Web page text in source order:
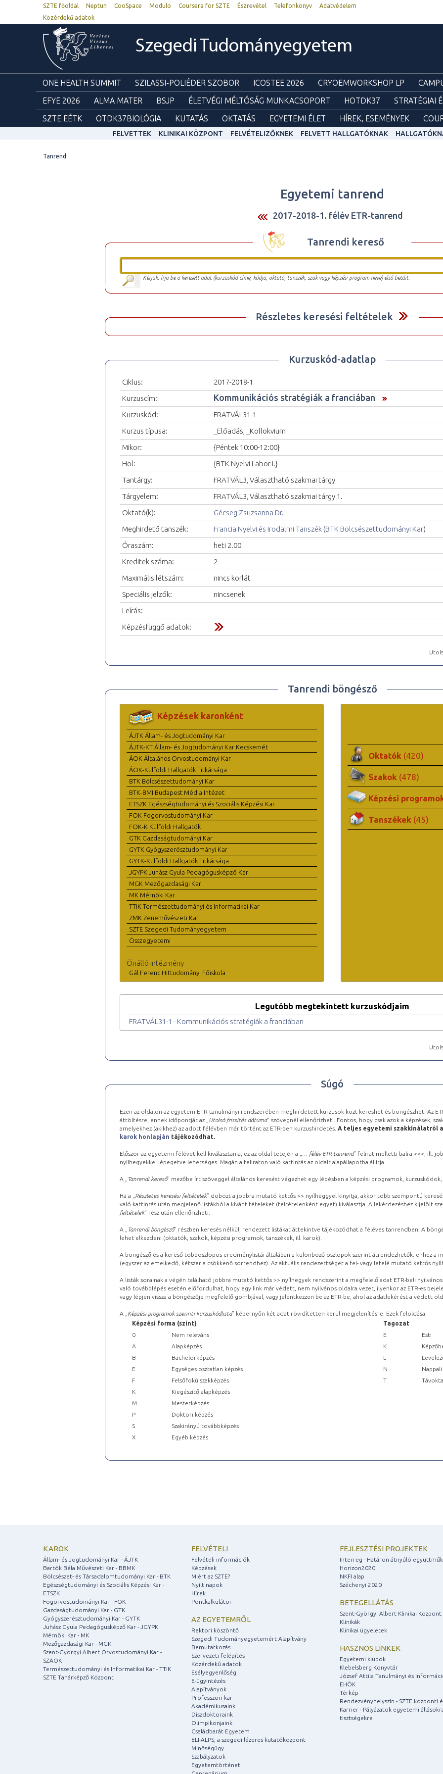
SZTE főoldal Neptun CooSpace Modulo Coursera for SZTE Észrevétel Telefonkönyv
Adatvédelem
Közérdekű adatok
Szegedi Tudományegyetem
ONE HEALTH SUMMIT SZILASSI-POLIÉDER SZOBOR ICOSTEE 2026 CRYOEMWORKSHOP LP
EFYE 2026
ALMA MATER BSJP ÉLETVÉGI MÉLTÓSÁG MUNKACSOPORT HOTDK37 STRATÉGIAI
SZTE EÉTK
OTDK37BIOLÓGIA KUTATÁS OKTATÁS EGYETEMI ÉLET HÍREK, ESEMÉNYEK
FELVETTEK KLINIKAI KÖZPONT FELVÉTELIZŐKNEK FELVETT HALLGATÓKNAK
Tanrend
Egyetemi tanrend
2017-2018-1. félév ETR-tanrend
Tanrendi kereső
Kérjük, írja be a keresett adat (kurzuskód címe, kódja, oktató, tanszék, szak vagy képzési program neve) első betűit.
Részletes keresési feltételek
Kurzuskód-adatlap
Ciklus:
2017-2018-1
Kurzuscím:
Kommunikációs stratégiák a franciában
Kurzuskód:
FRATVÁL31-1
Kurzus típusa:
_Előadás, _Kollokvium
Mikor:
{Péntek 10:00-12:00}
Hol:
{BTK Nyelvi Labor I.}
Tantárgy:
FRATVÁL3, Választható szakmai tárgy
Tárgyelem:
FRATVÁL3, Választható szakmai tárgy 1.
Oktató(k):
Gécseg Zsuzsanna Dr.
Meghirdető tanszék:
Francia Nyelvi és Irodalmi Tanszék (BTK Bölcsészettudományi Kar)
Óraszám:
heti 2.00
Kreditek száma:
2
Maximális létszám:
nincs korlát
Speciális jelzők:
nincsenek
Leírás:
Képzésfüggő adatok:
Tanrendi böngésző
Képzések karonként
ÁJTK Állam- és Jogtudományi Kar
ÁJTK-KT Állam- és Jogtudományi Kar Kecskemét
ÁOK Általános Orvostudományi Kar
ÁOK-Külföldi Hallgatók Titkársága
BTK Bölcsészettudományi Kar
BTK-BMI Budapest Média Intézet
ETSZK Egészségtudományi és Szociális Képzési Kar
FOK Fogorvostudományi Kar
FOK-K Külföldi Hallgatók
GTK Gazdaságtudományi Kar
GYTK Gyógyszerésztudományi Kar
GYTK-Külföldi Hallgatók Titkársága
JGYPK Juhász Gyula Pedagógusképző Kar
MGK Mezőgazdasági Kar
MK Mérnöki Kar
TTIK Természettudományi és Informatikai Kar
ZMK Zeneművészeti Kar
SZTE Szegedi Tudományegyetem
Összegyetemi
Önálló intézmény
Gál Ferenc Hittudományi Főiskola
Oktatók (420)
Szakok (478)
Képzési
Tanszékek (45)
Legutóbb megtekintett kurzuskódjaim
FRATVÁL31-1 - Kommunikációs stratégiák a franciában
Súgó
Ezen az oldalon az egyetem ETR tanulmányi rendszerében meghirdetett kurzusok közt kereshet és böngészhet. Az
áttöltésre, ennek időpontját az „ Utolsó frissítés dátuma” szövegnél ellenőrizheti. Fontos, hogy csak azok a képzések,
amelyekhez (akikhez) az adott félévben már történt az ETR-ben kurzushirdetés. A teljes egyetemi szakkínálatról a
karok honlapján tájékozódhat.
Először az egyetemi félévet kell kiválasztania, ez az oldal tetején a „ … félév ETR-tanrend” felirat melletti balra <<<, ill.
nyílhegyekkel lépegetve lehetséges. Magán a feliraton való kattintás az oldalt alapállapotba állítja.
A „ Tanrendi kereső” mezőbe írt szöveggel általános keresést végezhet egy lépésben a képzési programok,
Ha a „ Részletes keresési feltételek” dobozt a jobbra mutató kettős >> nyílheggyel kinyitja, akkor több szempontú
való kattintás után megjelenő listákból a kívánt tételeket (feltételenként egyet) kiválasztja. A lekérdezéshez kijelölt
feltételek” rész után ellenőrizheti.
A „ Tanrendi böngésző” részben keresés nélkül, rendezett listákat áttekintve tájékozódhat a féléves tanrendben. A
lehet elkezdeni (oktatók, szakok, képzési programok, tanszékek, ill. karok).
A böngésző és a kereső többoszlopos eredménylistái általában a különböző oszlopok szerint átrendezhetők: ehhez a
(egyszer az emelkedő, kétszer a csökkenő sorrendhez). Az aktuális rendezettséget a fel- vagy lefelé mutató kettős
A listák sorainak a végén található jobbra mutató kettős >> nyílhegyek rendszerint a megfelelő adat ETR-beli
való továbblépés esetén előfordulhat, hogy egy link már védett, nem nyilvános oldalra vezet, ilyenkor az ETR-es
vagy lépjen vissza a böngészője megfelelő gombjával, vagy jelentkezzen be az ETR-be, ahol az adatlekérést a védett
A „ Képzési programok szerinti kurzuskódlista” képernyőn két adat rövidítetten kerül megjelenítésre. Ezek feloldása:
Képzési forma (szint)
Tagozat
0
Nem releváns E
Esti
A
Alapképzés K
B
Bachelorképzés L
E
Egységes osztatlan képzés N
Nappali
F
Felsőfokú szakképzés T
K
Kiegészítő alapképzés
M
Mesterképzés
P
Doktori képzés
S
Szakirányú továbbképzés
X
Egyéb képzés
KAROK
Állam- és Jogtudományi Kar - ÁJTK
Bartók Béla Művészeti Kar - BBMK
Bölcsészet- és Társadalomtudományi Kar - BTK
Egészségtudományi és Szociális Képzési Kar -
ETSZK
Fogorvostudományi Kar - FOK
Gazdaságtudományi Kar - GTK
Gyógyszerésztudományi Kar - GYTK
Juhász Gyula Pedagógusképző Kar - JGYPK
Mérnöki Kar - MK
Mezőgazdasági Kar - MGK
Szent-Györgyi Albert Orvostudományi Kar -
SZAOK
Természettudományi és Informatikai Kar - TTIK
SZTE Tanárképző Központ
FELVÉTELI
Felvételi információk
Képzések
Miért az SZTE?
Nyílt napok
Hírek
Pontkalkulátor
AZ EGYETEMRŐL
Rektori köszöntő
Szegedi Tudományegyetemért Alapítvány
Bemutatkozás
Szervezeti felépítés
Közérdekű adatok
Esélyegyenlőség
E-ügyintézés
Alapítványok
Professzori kar
Akadémikusaink
Díszdoktoraink
Olimpikonjaink
Családbarát Egyetem
ELI-ALPS, a szegedi lézeres kutatóközpont
Minőségügy
Szabályzatok
Egyetemtörténet
FEJLESZTÉSI PROJEKTEK
Interreg - Határon átnyúló
Horizon2020
NKFI alap
Széchenyi 2020
BETEGELLÁTÁS
Szent-Györgyi Albert Klinikai Központ
Klinikák
Klinikai ügyeletek
HASZNOS LINKEK
Egyetemi klubok
Klebelsberg Könyvtár
József Attila Tanulmányi és
EHÖK
Térkép
Rendezvényhelyszín - SZTE központi
Karrier - Pályázatok egyetemi
tisztségekre